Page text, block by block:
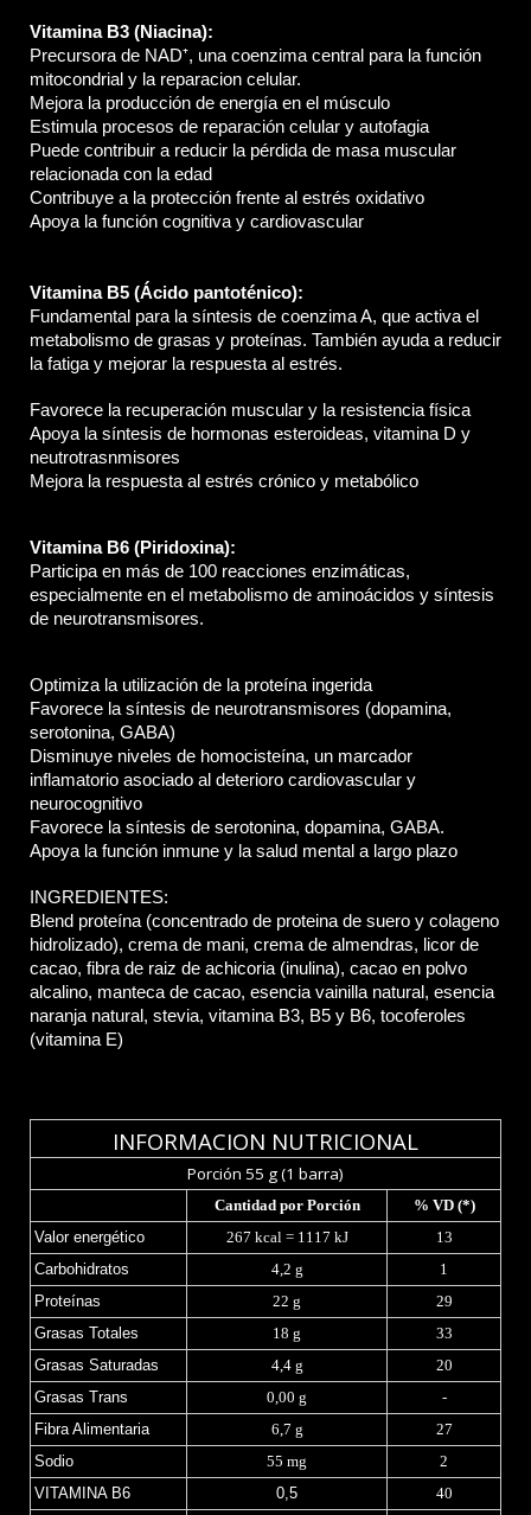
Vitamina B3 (Niacina):
Precursora de NAD⁺, una coenzima central para la función
mitocondrial y la reparacion celular.
Mejora la producción de energía en el músculo
Estimula procesos de reparación celular y autofagia
Puede contribuir a reducir la pérdida de masa muscular
relacionada con la edad
Contribuye a la protección frente al estrés oxidativo
Apoya la función cognitiva y cardiovascular
Vitamina B5 (Ácido pantoténico):
Fundamental para la síntesis de coenzima A, que activa el
metabolismo de grasas y proteínas. También ayuda a reducir
la fatiga y mejorar la respuesta al estrés.
Favorece la recuperación muscular y la resistencia física
Apoya la síntesis de hormonas esteroideas, vitamina D y
neutrotrasnmisores
Mejora la respuesta al estrés crónico y metabólico
Vitamina B6 (Piridoxina):
Participa en más de 100 reacciones enzimáticas,
especialmente en el metabolismo de aminoácidos y síntesis
de neurotransmisores.
Optimiza la utilización de la proteína ingerida
Favorece la síntesis de neurotransmisores (dopamina,
serotonina, GABA)
Disminuye niveles de homocisteína, un marcador
inflamatorio asociado al deterioro cardiovascular y
neurocognitivo
Favorece la síntesis de serotonina, dopamina, GABA.
Apoya la función inmune y la salud mental a largo plazo
INGREDIENTES:
Blend proteína (concentrado de proteina de suero y colageno
hidrolizado), crema de mani, crema de almendras, licor de
cacao, fibra de raiz de achicoria (inulina), cacao en polvo
alcalino, manteca de cacao, esencia vainilla natural, esencia
naranja natural, stevia, vitamina B3, B5 y B6, tocoferoles
(vitamina E)
INFORMACION NUTRICIONAL
Porción 55 g (1 barra)
Cantidad por Porción
% VD (*)
Valor energético
267 kcal = 1117 kJ
13
Carbohidratos
4,2 g
1
Proteínas
22 g
29
Grasas Totales
18 g
33
Grasas Saturadas
4,4 g
20
Grasas Trans
0,00 g
-
Fibra Alimentaria
6,7 g
27
Sodio
55 mg
2
VITAMINA B6
0,5
40